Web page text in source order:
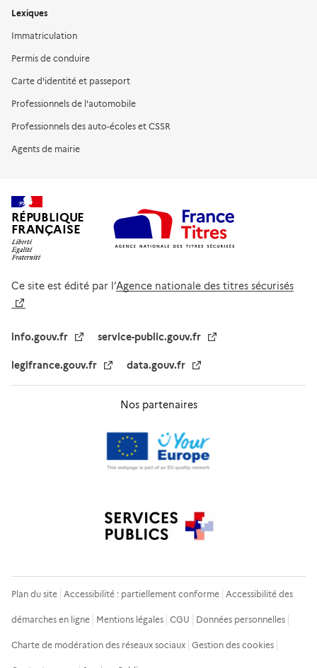
Lexiques
Immatriculation
Permis de conduire
Carte d'identité et passeport
Professionnels de l'automobile
Professionnels des auto-écoles et CSSR
Agents de mairie
RÉPUBLIQUE
FRANÇAISE
Ce site est édité par l’Agence nationale des titres sécurisés
info.gouv.fr service-public.gouv.fr
legifrance.gouv.fr data.gouv.fr
Nos partenaires
Plan du site Accessibilité : partiellement conforme Accessibilité des
démarches en ligne Mentions légales CGU Données personnelles
Charte de modération des réseaux sociaux Gestion des cookies